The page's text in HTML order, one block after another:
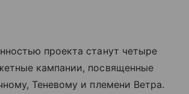
проекта станут четыре
кампании, посвященные
Теневому и племени Ветра.